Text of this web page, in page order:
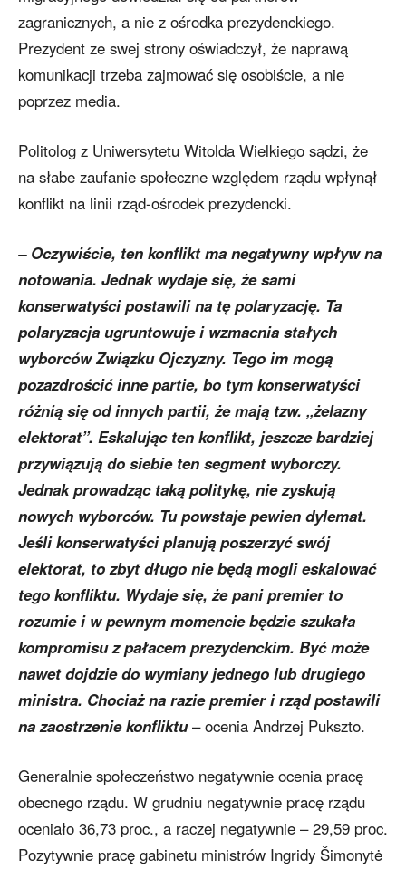
zagranicznych, a nie z ośrodka prezydenckiego.
Prezydent ze swej strony oświadczył, że naprawą
komunikacji trzeba zajmować się osobiście, a nie
poprzez media.
Politolog z Uniwersytetu Witolda Wielkiego sądzi, że
na słabe zaufanie społeczne względem rządu wpłynął
konflikt na linii rząd-ośrodek prezydencki.
– Oczywiście, ten konflikt ma negatywny wpływ na
notowania. Jednak wydaje się, że sami
konserwatyści postawili na tę polaryzację. Ta
polaryzacja ugruntowuje i wzmacnia stałych
wyborców Związku Ojczyzny. Tego im mogą
pozazdrościć inne partie, bo tym konserwatyści
różnią się od innych partii, że mają tzw. „żelazny
elektorat”. Eskalując ten konflikt, jeszcze bardziej
przywiązują do siebie ten segment wyborczy.
Jednak prowadząc taką politykę, nie zyskują
nowych wyborców. Tu powstaje pewien dylemat.
Jeśli konserwatyści planują poszerzyć swój
elektorat, to zbyt długo nie będą mogli eskalować
tego konfliktu. Wydaje się, że pani premier to
rozumie i w pewnym momencie będzie szukała
kompromisu z pałacem prezydenckim. Być może
nawet dojdzie do wymiany jednego lub drugiego
ministra. Chociaż na razie premier i rząd postawili
na zaostrzenie konfliktu– ocenia Andrzej Pukszto.
Generalnie społeczeństwo negatywnie ocenia pracę
obecnego rządu. W grudniu negatywnie pracę rządu
oceniało 36,73 proc., a raczej negatywnie – 29,59 proc.
Pozytywnie pracę gabinetu ministrów Ingridy Šimonytė